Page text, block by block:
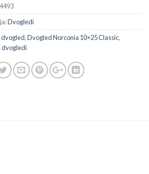
Dvogledi
dvogled,Dvogled Norconia 10×25 Classic,
dvogledi